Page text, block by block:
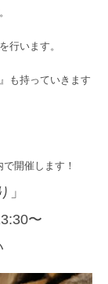
行います。
も持っていきます
開催します！
」
〜